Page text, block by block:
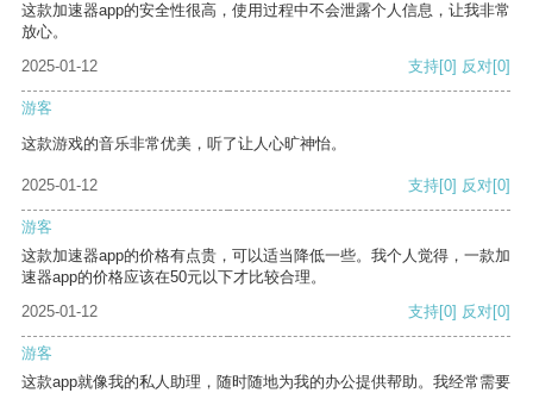
这款加速器app的安全性很高，使用过程中不会泄露个人信息，让我非常
放心。
2025-01-12
支持[0] 反对[0]
游客
这款游戏的音乐非常优美，听了让人心旷神怡。
2025-01-12 支持[0] 反对[0]
游客
这款加速器app的价格有点贵，可以适当降低一些。我个人觉得，一款加
速器app的价格应该在50元以下才比较合理。
2025-01-12
支持[0] 反对[0]
游客
这款app就像我的私人助理，随时随地为我的办公提供帮助。我经常需要